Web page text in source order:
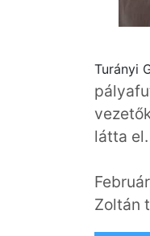
Turányi
látta el.
Zoltán